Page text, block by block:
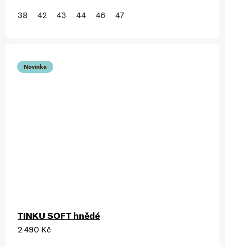
38 42 43 44 46 47
Novinka
TINKU SOFT hnědé
2 490 Kč